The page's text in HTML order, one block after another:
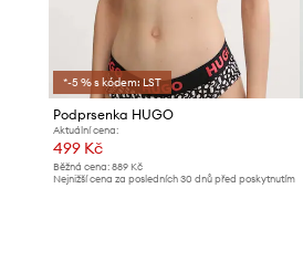
*-5 % s kódem: LST
Podprsenka HUGO
Aktuální cena:
499 Kč
Běžná cena: 889 Kč
Nejnižší cena za posledních 30 dnů před poskytnutím